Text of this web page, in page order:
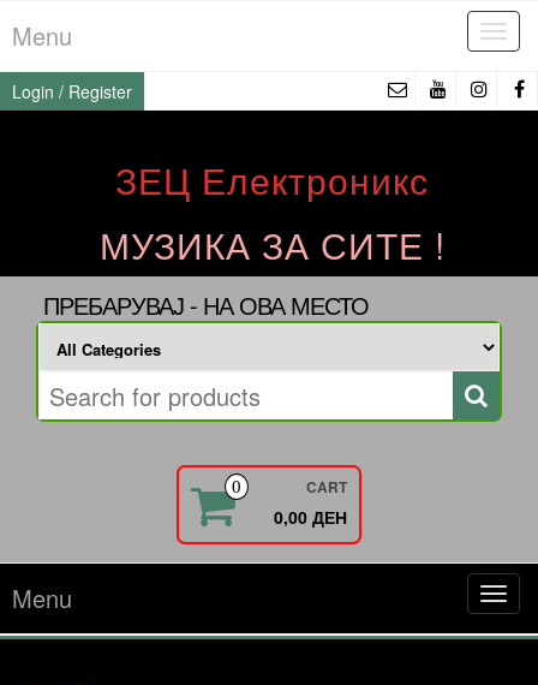
to
the
content
Menu
Login / Register
ЗЕЦ Електроникс
МУЗИКА ЗА СИТЕ !
ПРЕБАРУВАЈ - НА ОВА МЕСТО
0 CART
0,00 ДЕН
Menu